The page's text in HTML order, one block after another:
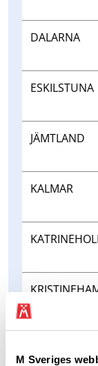
M Sveriges
DALARNA
ESKILSTUNA
JÄMTLAND
KALMAR